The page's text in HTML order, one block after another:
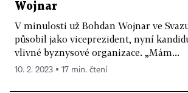
Wojnar
V minulosti už Bohdan Wojnar ve
působil jako viceprezident, nyní
vlivné byznysové organizace. „Mám...
10. 2. 2023 ▪ 17 min. čtení